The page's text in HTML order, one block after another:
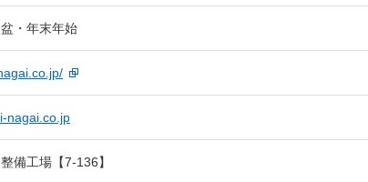
・年末年始
nagai.co.jp
備工場【7-136】